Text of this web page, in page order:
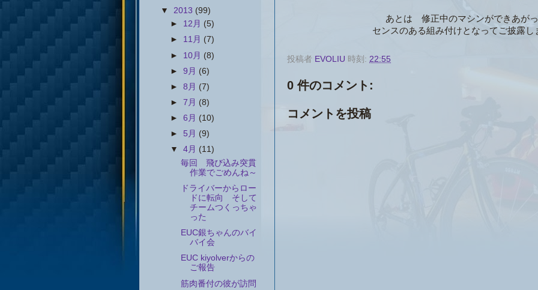
あとは 修正中のマシンができあが
センスのある組み付けとなってご披露し
投稿者 EVOLIU 時刻: 22:55
0 件のコメント:
コメントを投稿
▼ 2013 (99)
► 12月 (5)
► 11月 (7)
► 10月 (8)
►9月 (6)
►8月 (7)
►7月 (8)
►6月 (10)
► 5月 (9)
▼4月 (11)
毎回 飛び込み突貫
作業でごめんね～
ドライバーからロー
ドに転向 そして
チームつくっちゃ
った
EUC銀ちゃんのバイ
バイ会
EUC kiyolverからの
ご報告
筋肉番付の彼が訪問